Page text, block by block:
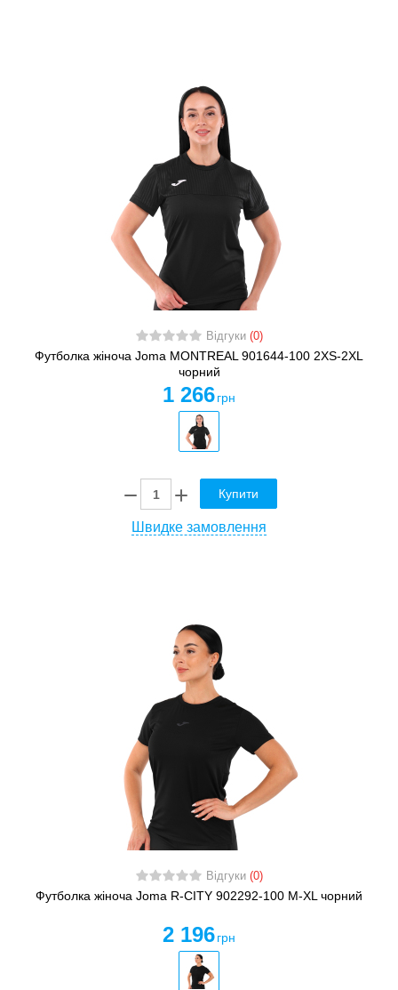
Відгуки (0)
Футболка жіноча Joma MONTREAL 901644-100 2XS-2XL
чорний
1 266 грн
Купити
Швидке замовлення
Відгуки (0)
Футболка жіноча Joma R-CITY 902292-100 M-XL чорний
2 196 грн